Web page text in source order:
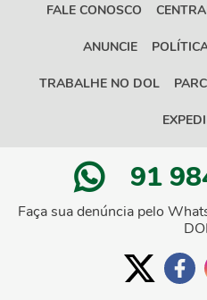
FALE CONOSCO
ANUNCIE
TRABALHE NO DOL
91
Faça sua denúncia pelo